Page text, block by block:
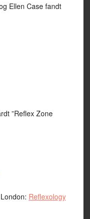
Case fandt
”Reflex Zone
Reflexology